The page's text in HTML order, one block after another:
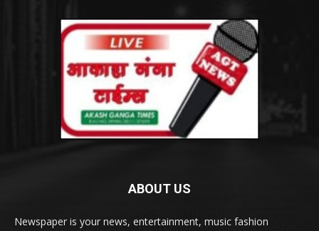
ABOUT US
Newspaper is your news, entertainment, music fashion